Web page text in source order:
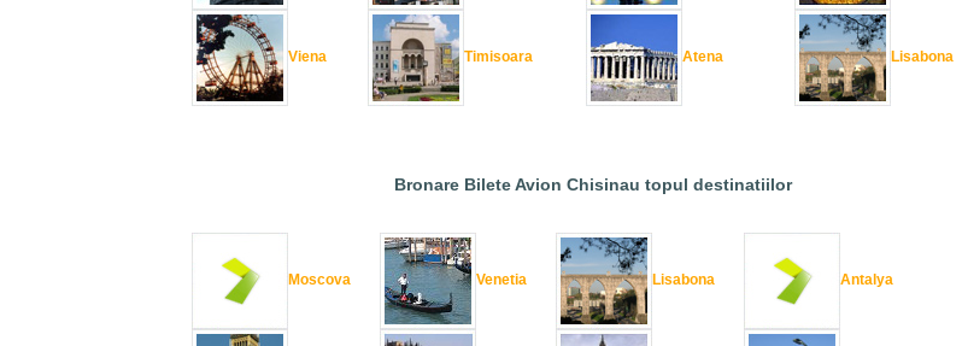
Viena Timisoara Atena Lisabona
Bronare Bilete Avion Chisinau topul destinatiilor
Moscova Venetia Lisabona Antalya